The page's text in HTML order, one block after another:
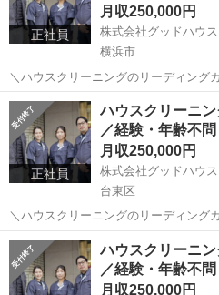
正社員
月収250,000円
株式会社グッドハウス
横浜市
＼ハウスクリーニングのリーディングカンパニー
の多様化や感染症の大規模流行など “
な成長を見せている昨今。 拡大する
ニアとして 確かな...
神奈川 横浜市 その他
正社員
ハウスクリーニ
／経験・年齢不
月収250,000円
株式会社グッドハウス
台東区
＼ハウスクリーニングのリーディングカンパニー
の多様化や感染症の大規模流行など “
な成長を見せている昨今。 拡大する
ニアとして 確かな...
東京 台東区 その他
ハウスクリーニ
／経験・年齢不
月収250,000円